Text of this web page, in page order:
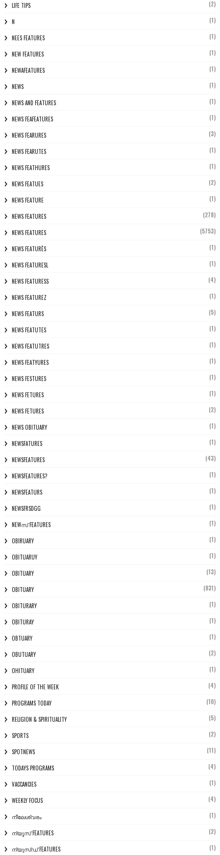
LIFE TIPS (2)
N (1)
NEES FEATURES (1)
NEW FEATURES (1)
NEWAFEATURES (1)
NEWS (1)
NEWS AND FEATURES (1)
NEWS FEAFEATURES (1)
NEWS FEARURES (3)
NEWS FEARUTES (1)
NEWS FEATHURES (1)
NEWS FEATUES (2)
NEWS FEATURE (1)
NEWS FEATURES (278)
NEWS FEATURES (5753)
NEWS FEATURÈS (1)
NEWS FEATURESL (1)
NEWS FEATURESS (4)
NEWS FEATUREZ (1)
NEWS FEATURS (5)
NEWS FEATUTES (1)
NEWS FEATUTRES (1)
NEWS FEATYURES (1)
NEWS FESTURES (1)
NEWS FETURES (1)
NEWS FETURES (2)
NEWS OBITUARY (1)
NEWSFATURES (1)
NEWSFEATURES (43)
NEWSFEATURES? (1)
NEWSFEATURS (1)
NEWSFRSDGG (1)
NEWസ് FEATURES (1)
OBIRUARY (1)
OBITUARUY (1)
OBITUARY (13)
OBITUARY (831)
OBITURARY (1)
OBITURAY (1)
OBTUARY (1)
OBUTUARY (2)
OHITUARY (1)
PROFILE OF THE WEEK (4)
PROGRAMS TODAY (10)
RELIGION & SPIRITUALITY (5)
SPORTS (2)
SPOTNEWS (11)
TODAYS PROGRAMS (4)
VACCANCIES (1)
WEEKLY FOCUS (4)
നീലേശ്വരം (1)
ന്യൂസ് FEATURES (2)
ന്യൂസ്ഡ് FEATURES (1)